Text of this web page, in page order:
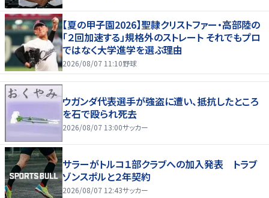
【夏の甲子園2026】聖隷クリストファー・高部陸の
「２回加速する」規格外のストレート それでもプロ
ではなく大学進学を選ぶ理由
2026/08/07 11:10野球
ウガンダ代表選手が強盗に遭い、抵抗したところ
を石で殴られ死去
2026/08/07 13:00サッカー
サラーがトルコ１部クラブへの加入発表 トラブ
ゾンスポルと２年契約
2026/08/07 12:43サッカー